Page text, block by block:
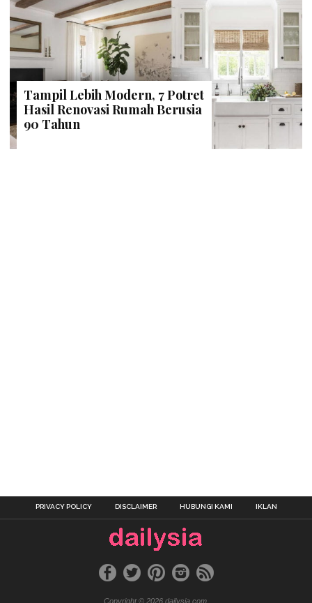
Tampil Lebih Modern, 7 Potret
Hasil Renovasi Rumah Berusia
90 Tahun
PRIVACY POLICY DISCLAIMER HUBUNGI KAMI IKLAN
Copyright © 2026 dailysia.com.